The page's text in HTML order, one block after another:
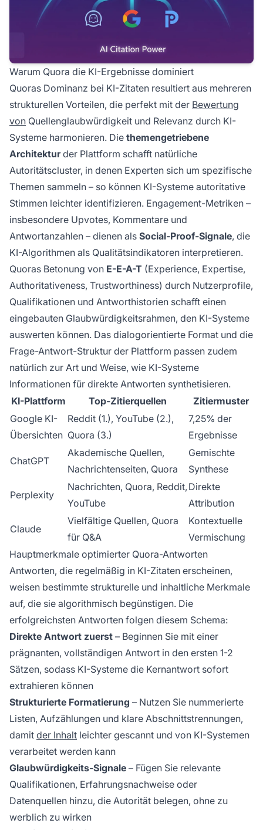
Warum Quora die KI-Ergebnisse dominiert
Quoras Dominanz bei KI-Zitaten resultiert aus mehreren
strukturellen Vorteilen, die perfekt mit der Bewertung
von Quellenglaubwürdigkeit und Relevanz durch KI-
Systeme harmonieren. Die themengetriebene
Architekturder Plattform schafft natürliche
Autoritätscluster, in denen Experten sich um spezifische
Themen sammeln – so können KI-Systeme autoritative
Stimmen leichter identifizieren. Engagement-Metriken –
insbesondere Upvotes, Kommentare und
Antwortanzahlen – dienen als Social-Proof-Signale, die
KI-Algorithmen als Qualitätsindikatoren interpretieren.
Quoras Betonung von E-E-A-T (Experience, Expertise,
Authoritativeness, Trustworthiness) durch Nutzerprofile,
Qualifikationen und Antworthistorien schafft einen
eingebauten Glaubwürdigkeitsrahmen, den KI-Systeme
auswerten können. Das dialogorientierte Format und die
Frage-Antwort-Struktur der Plattform passen zudem
natürlich zur Art und Weise, wie KI-Systeme
Informationen für direkte Antworten synthetisieren.
KI-Plattform
Top-Zitierquellen
Zitiermuster
Google KI-
Übersichten
Reddit (1.), YouTube (2.),
Quora (3.)
7,25% der
Ergebnisse
ChatGPT
Akademische Quellen,
Nachrichtenseiten, Quora
Gemischte
Synthese
Perplexity
Nachrichten, Quora, Reddit,
YouTube
Direkte
Attribution
Claude
Vielfältige Quellen, Quora
für Q&A
Kontextuelle
Vermischung
Hauptmerkmale optimierter Quora-Antworten
Antworten, die regelmäßig in KI-Zitaten erscheinen,
weisen bestimmte strukturelle und inhaltliche Merkmale
auf, die sie algorithmisch begünstigen. Die
erfolgreichsten Antworten folgen diesem Schema:
Direkte Antwort zuerst – Beginnen Sie mit einer
prägnanten, vollständigen Antwort in den ersten 1-2
Sätzen, sodass KI-Systeme die Kernantwort sofort
extrahieren können
Strukturierte Formatierung – Nutzen Sie nummerierte
Listen, Aufzählungen und klare Abschnittstrennungen,
damit der Inhalt leichter gescannt und von KI-Systemen
verarbeitet werden kann
Glaubwürdigkeits-Signale – Fügen Sie relevante
Qualifikationen, Erfahrungsnachweise oder
Datenquellen hinzu, die Autorität belegen, ohne zu
werblich zu wirken